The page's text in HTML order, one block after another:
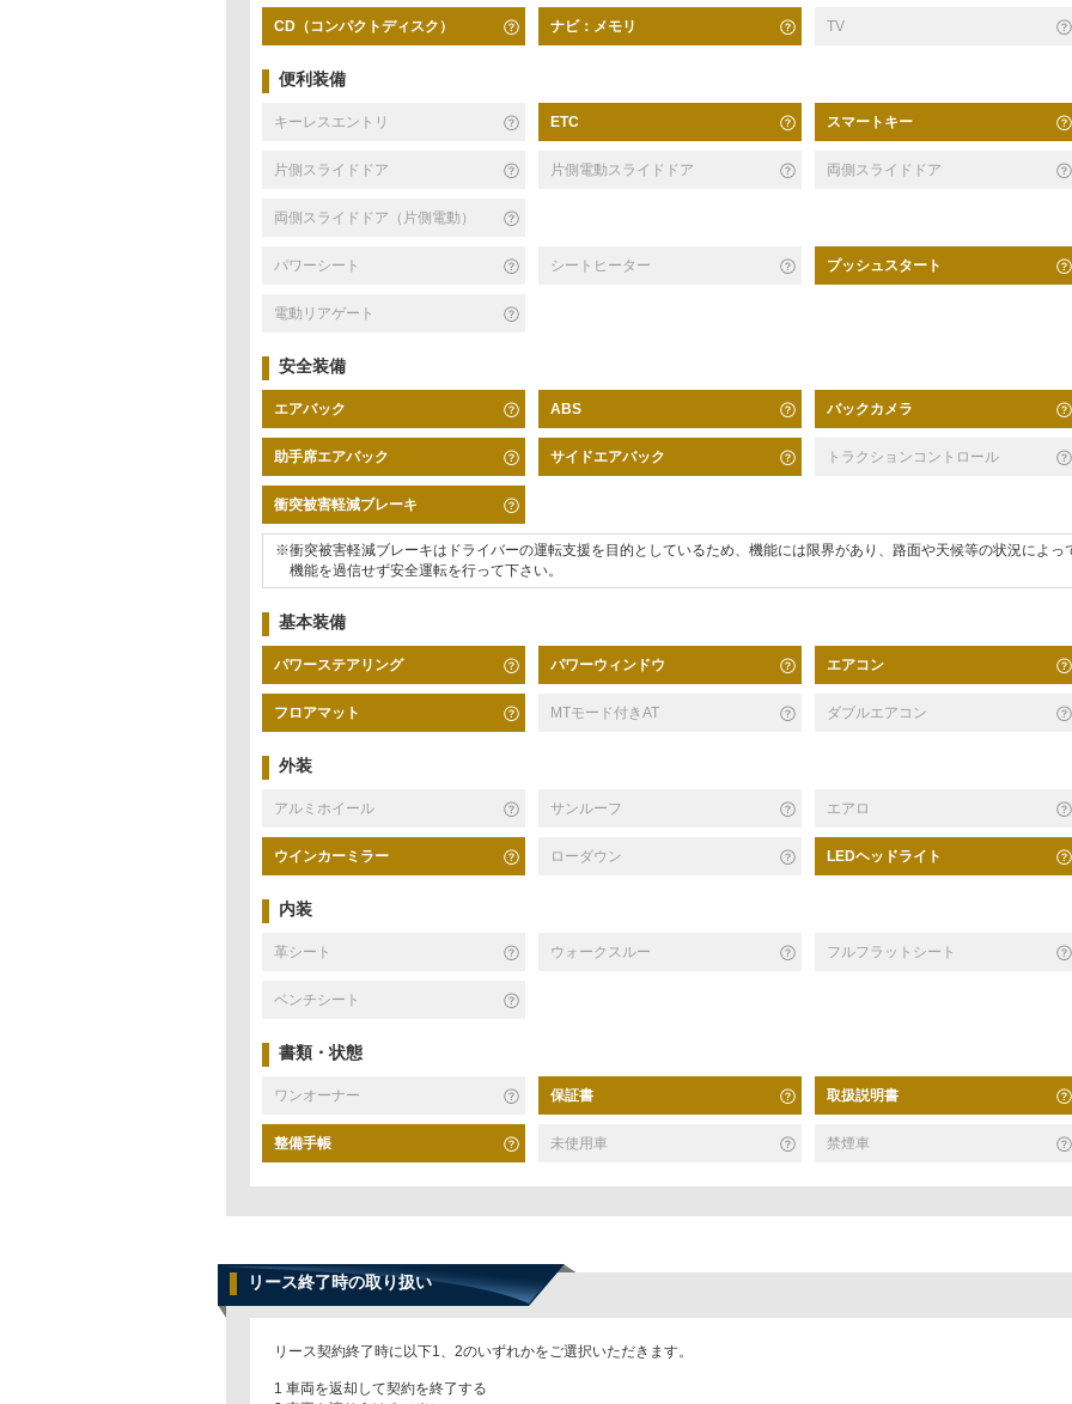
CD（コンパクトディスク） ナビ：メモリ TV
便利装備
キーレスエントリ ETC スマートキー
片側スライドドア 片側電動スライドドア 両側スライドドア
両側スライドドア（片側電動）
パワーシート シートヒーター プッシュスタート
電動リアゲート
安全装備
エアバック ABS バックカメラ
助手席エアバック サイドエアバック トラクションコントロール
衝突被害軽減ブレーキ
※衝突被害軽減ブレーキはドライバーの運転支援を目的としているため、機能には限界があり、路面や天候等の状況によっ
機能を過信せず安全運転を行って下さい。
基本装備
パワーステアリング パワーウィンドウ エアコン
フロアマット MTモード付きAT ダブルエアコン
外装
アルミホイール サンルーフ エアロ
ウインカーミラー ローダウン LEDヘッドライト
内装
革シート ウォークスルー フルフラットシート
ベンチシート
書類・状態
ワンオーナー 保証書 取扱説明書
整備手帳 未使用車 禁煙車
リース終了時の取り扱い
リース契約終了時に以下1、2のいずれかをご選択いただきます。
1 車両を返却して契約を終了する